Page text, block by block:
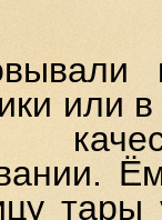
или в
тары